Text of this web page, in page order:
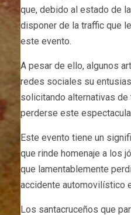
que, debido al estado de
disponer de la traffic que
este evento.
A pesar de ello, algunos
redes sociales su
solicitando alternativas de
perderse este
Este evento tiene un
que rinde homenaje a los
que lamentablemente
accidente automovilístico
Los santacruceños que